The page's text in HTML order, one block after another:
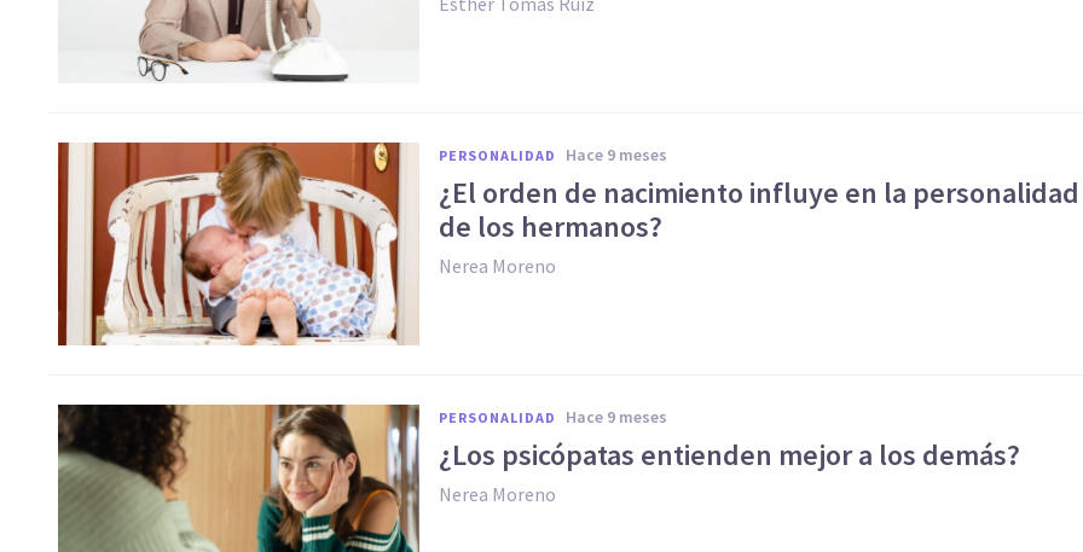
PERSONALIDAD hace 9 meses
¿El orden de nacimiento influye en la personalidad
de los hermanos?
Nerea Moreno
PERSONALIDAD hace 9 meses
¿Los psicópatas entienden mejor a los demás?
Nerea Moreno